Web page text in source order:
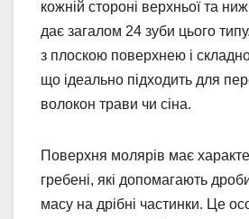
кожній стороні верхньої та
дає загалом 24 зуби цього
з плоскою поверхнею і
що ідеально підходить для
волокон трави чи сіна.
Поверхня молярів має
гребені, які допомагають
масу на дрібні частинки. Це